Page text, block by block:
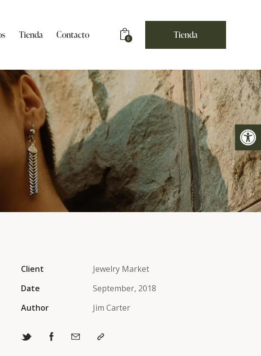
Abrir barra de herramientas
Tienda Contacto 0 Tienda
Client
Jewelry Market
Date
September, 2018
Author
Jim Carter